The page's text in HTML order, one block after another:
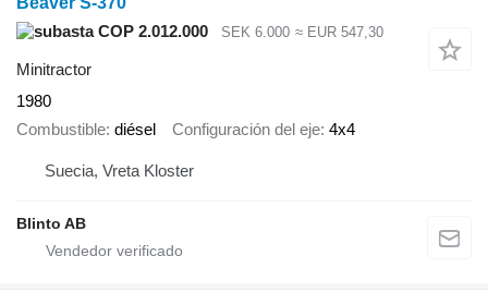
COP 2.012.000
SEK 6.000 ≈ EUR 547,30
Minitractor
1980
Combustible diésel Configuración del eje 4x4
Suecia, Vreta Kloster
Blinto AB